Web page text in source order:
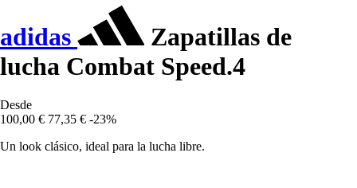
adidas
Zapatillas de
lucha Combat Speed.4
Desde
100,00 € 77,35 € -23%
Un look clásico, ideal para la lucha libre.